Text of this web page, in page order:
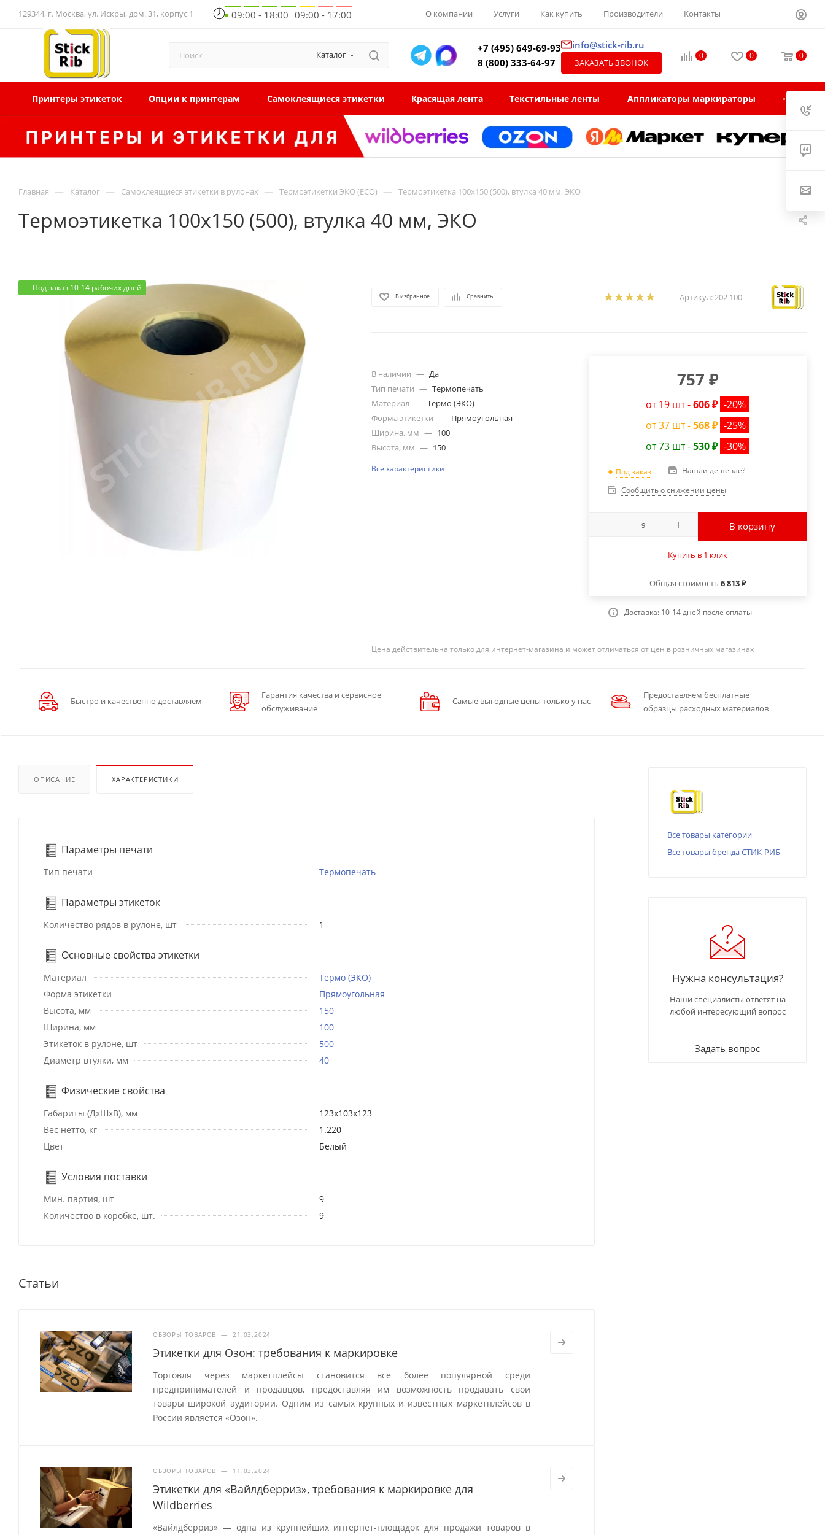
129344, г. Москва, ул. Искры, дом. 31, корпус 1 09:00 - 18:00 09:00 - 17:00 О компании Услуги Как купить Производители Контакты
Каталог
+7 (495) 649-69-93
8 (800) 333-64-97
info@stick-rib.ru
ЗАКАЗАТЬ ЗВОНОК
0 0 0
Принтеры этикеток Опции к принтерам Самоклеящиеся этикетки Красящая лента Текстильные ленты Аппликаторы маркираторы
Главная — Каталог — Самоклеящиеся этикетки в рулонах — Термоэтикетки ЭКО (ECO) — Термоэтикетка 100x150 (500), втулка 40 мм, ЭКО
Термоэтикетка 100x150 (500), втулка 40 мм, ЭКО
Под заказ 10-14 рабочих дней
В избранное Сравнить Артикул:202 100
В наличии — Да
Тип печати — Термопечать
Материал — Термо (ЭКО)
Форма этикетки — Прямоугольная
Ширина, мм — 100
Высота, мм — 150
Все характеристики
757 ₽
от 19 шт -606 ₽ -20%
от 37 шт -568 ₽ -25%
от 73 шт -530 ₽ -30%
Под заказ
Нашли дешевле?
Сообщить о снижении цены
В корзину
Купить в 1 клик
Общая стоимость 6 813 ₽
Доставка: 10-14 дней после оплаты
Цена действительна только для интернет-магазина и может отличаться от цен в розничных магазинах
Быстро и качественно доставляем
Гарантия качества и сервисное
обслуживание
Самые выгодные цены только у нас
Предоставляем бесплатные
образцы расходных материалов
ОПИСАНИЕ ХАРАКТЕРИСТИКИ
Параметры печати
Тип печати Термопечать
Параметры этикеток
Количество рядов в рулоне, шт 1
Основные свойства этикетки
Материал
Термо (ЭКО)
Форма этикетки
Прямоугольная
Высота, мм
150
Ширина, мм
100
Этикеток в рулоне, шт
500
Диаметр втулки, мм
40
Физические свойства
Габариты (ДхШхВ), мм
123x103x123
Вес нетто, кг
1.220
Цвет
Белый
Условия поставки
Мин. партия, шт
9
Количество в коробке, шт.
9
Статьи
ОБЗОРЫ ТОВАРОВ — 21.03.2024
Этикетки для Озон: требования к маркировке
Торговля через маркетплейсы становится все более популярной среди
предпринимателей и продавцов, предоставляя им возможность продавать свои
товары широкой аудитории. Одним из самых крупных и известных маркетплейсов в
России является «Озон».
ОБЗОРЫ ТОВАРОВ — 11.03.2024
Этикетки для «Вайлдберриз», требования к маркировке для
Wildberries
«Вайлдберриз» — одна из крупнейших интернет-площадок для продажи товаров в
Все товары категории
Все товары бренда СТИК-РИБ
Нужна консультация?
Наши специалисты ответят на
любой интересующий вопрос
Задать вопрос